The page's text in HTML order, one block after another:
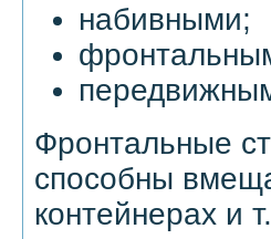
набивными;
Фронтальные
способны
контейнерах и